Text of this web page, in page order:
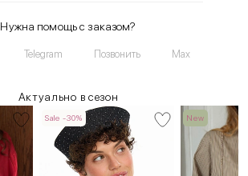
Нужна помощь с заказом?
Telegram Позвонить Max
Актуально в сезон
Sale -30% New